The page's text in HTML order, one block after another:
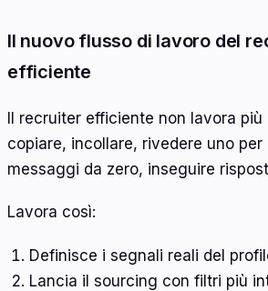
Il nuovo flusso di lavoro del
efficiente
Il recruiter efficiente non lavora più
copiare, incollare, rivedere uno per
messaggi da zero, inseguire
Lavora così:
Definisce i segnali reali del
Lancia il sourcing con filtri più